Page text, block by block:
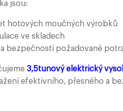
jsou:
hotových moučných výrobků
ve skladech
bezpečnosti požadované
3,5tunový elektrický
efektivního, přesného a